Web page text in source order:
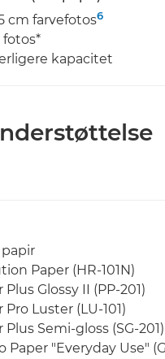
cm farvefotos6
fotos*
kapacitet
Paper (HR-101N)
Glossy II (PP-201)
Luster (LU-101)
Semi-gloss (SG-201)
Paper "Everyday Use"